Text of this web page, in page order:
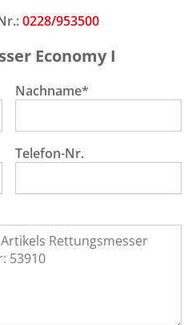
0228/953500
Economy I
Nachname*
Telefon-Nr.